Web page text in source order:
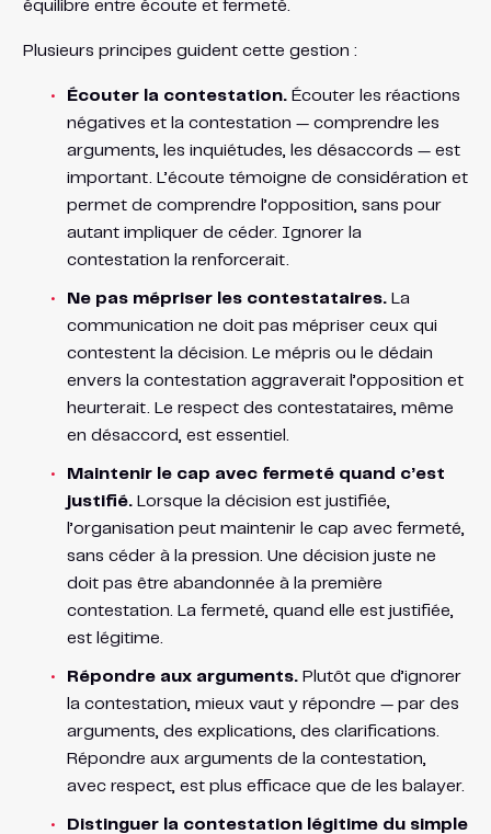
équilibre entre écoute et fermeté.
Plusieurs principes guident cette gestion :
Écouter la contestation.Écouter les réactions
négatives et la contestation — comprendre les
arguments, les inquiétudes, les désaccords — est
important. L’écoute témoigne de considération et
permet de comprendre l’opposition, sans pour
autant impliquer de céder. Ignorer la
contestation la renforcerait.
Ne pas mépriser les contestataires.La
communication ne doit pas mépriser ceux qui
contestent la décision. Le mépris ou le dédain
envers la contestation aggraverait l’opposition et
heurterait. Le respect des contestataires, même
en désaccord, est essentiel.
Maintenir le cap avec fermeté quand c’est
justifié.Lorsque la décision est justifiée,
l’organisation peut maintenir le cap avec fermeté,
sans céder à la pression. Une décision juste ne
doit pas être abandonnée à la première
contestation. La fermeté, quand elle est justifiée,
est légitime.
Répondre aux arguments.Plutôt que d’ignorer
la contestation, mieux vaut y répondre — par des
arguments, des explications, des clarifications.
Répondre aux arguments de la contestation,
avec respect, est plus efficace que de les balayer.
Distinguer la contestation légitime du simple